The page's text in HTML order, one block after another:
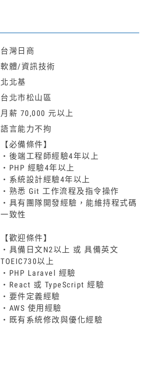
台灣日商
軟體/資訊技術
北北基
台北市松山區
月薪 70,000 元以上
語言能力不拘
【必備條件】
・後端工程師經驗4年以上
・PHP 經驗4年以上
・系統設計經驗4年以上
・熟悉 Git 工作流程及指令操作
・具有團隊開發經驗，能維持程式碼
一致性
【歡迎條件】
・具備日文N2以上 或 具備英文
TOEIC730以上
・PHP Laravel 經驗
・React 或 TypeScript 經驗
・要件定義經驗
・AWS 使用經驗
・既有系統修改與優化經驗